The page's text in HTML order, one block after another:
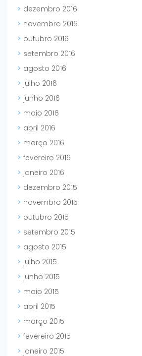
dezembro 2016
novembro 2016
outubro 2016
setembro 2016
agosto 2016
julho 2016
junho 2016
maio 2016
abril 2016
março 2016
fevereiro 2016
janeiro 2016
dezembro 2015
novembro 2015
outubro 2015
setembro 2015
agosto 2015
julho 2015
junho 2015
maio 2015
abril 2015
março 2015
fevereiro 2015
janeiro 2015